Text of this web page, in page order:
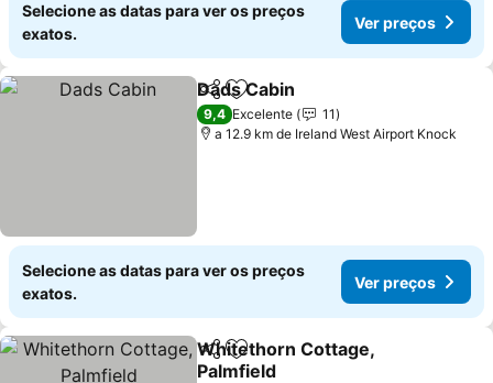
Selecione as datas para ver os preços
exatos.
Ver preços
PartilharAdicionar aos favoritos
Dads Cabin
9,4 Excelente
11
a 12.9 km de Ireland West Airport Knock
Selecione as datas para ver os preços
exatos.
Ver preços
PartilharAdicionar aos favoritos
Whitethorn Cottage,
Palmfield